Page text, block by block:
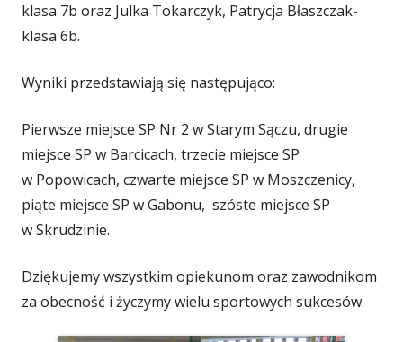
klasa 7b oraz Julka Tokarczyk, Patrycja Błaszczak-
klasa 6b.
Wyniki przedstawiają się następująco:
Pierwsze miejsce SP Nr 2 w Starym Sączu, drugie
miejsce SP w Barcicach, trzecie miejsce SP
w Popowicach, czwarte miejsce SP w Moszczenicy,
piąte miejsce SP w Gabonu, szóste miejsce SP
w Skrudzinie.
Dziękujemy wszystkim opiekunom oraz zawodnikom
za obecność i życzymy wielu sportowych sukcesów.